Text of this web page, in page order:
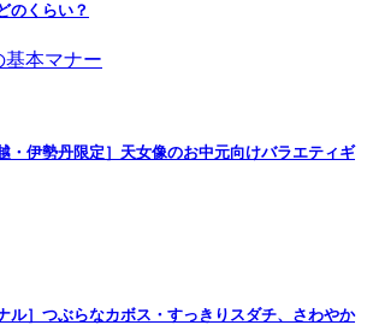
のくらい？
基本マナー
・伊勢丹限定］天女像のお中元向けバラエティギ
ル］つぶらなカボス・すっきりスダチ、さわやか